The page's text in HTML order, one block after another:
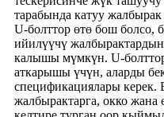
тарабында катуу
U-болттор өтө бош болсо,
ийилүүчү
калышы мүмкүн. U-
аткарышы үчүн, аларды
спецификациялары
жалбырактарга, окко жана